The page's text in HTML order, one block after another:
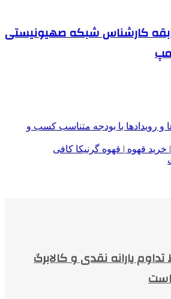
کارشناس شبکه صهیونیستی
و رویدادها با بودجه متناسب کسب و
خرید قهوه | قهوه گرنیکا کافی
یارانه نقدی و کالابرگ
است